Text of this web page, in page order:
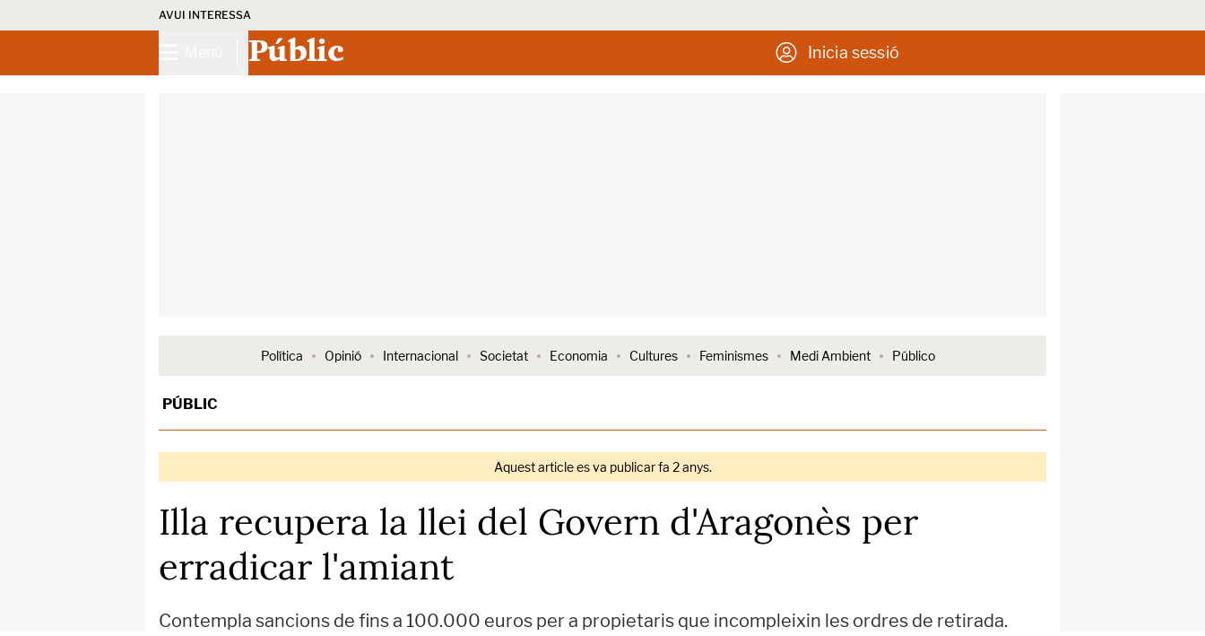
AVUI INTERESSA
Públic Inicia sessió
Política Opinió Internacional Societat Economia Cultures Feminismes Medi Ambient Público
PÚBLIC
Aquest article es va publicar fa 2 anys.
Illa recupera la llei del Govern d'Aragonès per
erradicar l'amiant
Contempla sancions de fins a 100.000 euros per a propietaris que incompleixin les ordres de retirada.